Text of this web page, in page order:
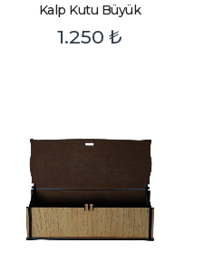
Kalp Kutu Büyük
1.250₺